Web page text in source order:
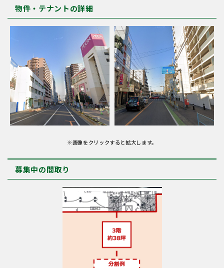
物件・テナントの詳細
※画像をクリックすると拡大します。
募集中の間取り